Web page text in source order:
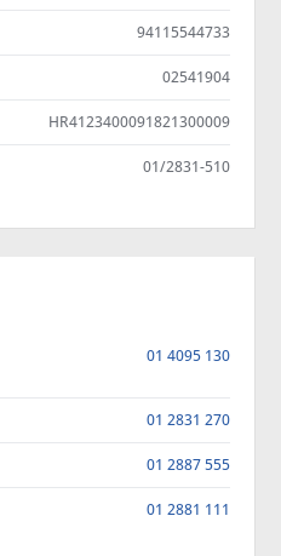
94115544733
02541904
HR4123400091821300009
01/2831-510
01 4095 130
01 2831 270
01 2887 555
01 2881 111